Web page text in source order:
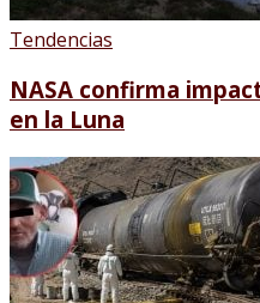
Tendencias
NASA confirma
en la Luna